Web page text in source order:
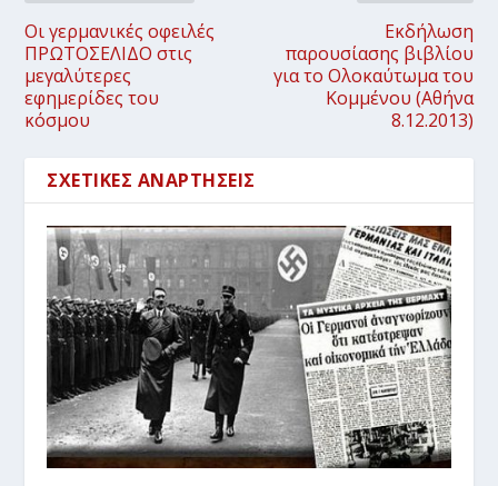
Οι γερμανικές οφειλές
ΠΡΩΤΟΣΕΛΙΔΟ στις
μεγαλύτερες
εφημερίδες του
κόσμου
Εκδήλωση
παρουσίασης βιβλίου
για το Ολοκαύτωμα του
Κομμένου (Αθήνα
8.12.2013)
ΣΧΕΤΙΚΈΣ ΑΝΑΡΤΉΣΕΙΣ